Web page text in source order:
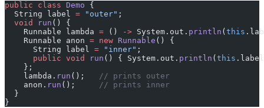
public class Demo {
  String label
= "outer" ;
  void
run () {
    Runnable lambda
= () -> System.out. println ( this
    Runnable anon
= new Runnable () {
      String label
= "inner" ;
      public
void run () { System.out. println ( this
    };
    lambda.
run ();
// prints outer
    anon.
run ();
// prints inner
  }
}